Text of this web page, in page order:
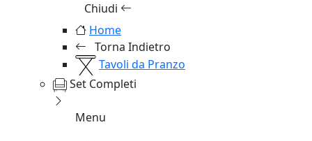
Chiudi
Home
Torna Indietro
Tavoli da Pranzo
Set Completi
Menu